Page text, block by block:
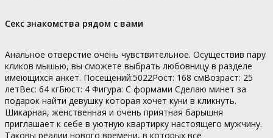
Секс знакомства рядом с вами
Анальное отверстие очень чувствительное. Осуществив пару
кликов мышью, вы сможете выбрать любовницу в разделе
имеющихся анкет. Посещений:5022Рост: 168 смВозраст: 25
летВес: 64 кгБюст: 4 Фигура: С формами Сделаю минет за
подарок найти девушку которая хочет куни в кликнуть.
Шикарная, женственная и очень приятная барышня
приглашает к себе в уютную квартирку настоящего мужчину.
Таковы реалии нового времени, в которых все